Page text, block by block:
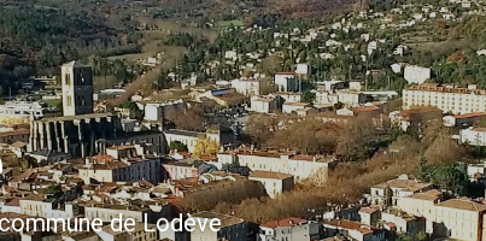
de Lodève